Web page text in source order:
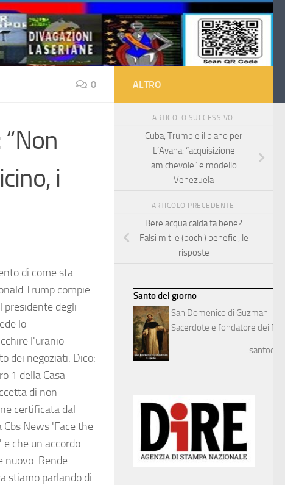
0
i
di come sta
Trump compie
presidente degli
lo
l'uranio
dei negoziati. Dico:
1 della Casa
di non
certificata dal
News 'Face the
che un accordo
nuovo. Rende
stiamo parlando di
ALTRO
ARTICOLO SUCCESSIVO
Cuba, Trump e il piano per
L’Avana: “acquisizione
amichevole” e modello
Venezuela
ARTICOLO PRECEDENTE
Bere acqua calda fa bene?
Falsi miti e (pochi) benefici, le
risposte
Santo del giorno
San Domenico di Guzman
Sacerdote e fondatore dei